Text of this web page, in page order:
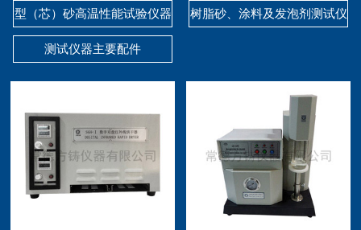
型（芯）砂高温性能试验仪器
树脂砂、涂料及发泡剂测试仪
测试仪器主要配件